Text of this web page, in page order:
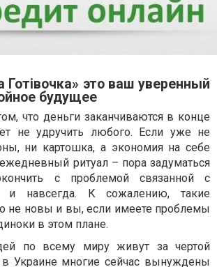
Готівочка» это ваш уверенный
будущее
что деньги заканчиваются в конце
не удручить любого. Если уже не
ни картошка, а экономия на себе
ритуал – пора задуматься
с проблемой связанной с
и навсегда. К сожалению, такие
не новы и вы, если имеете проблемы
в этом плане.
по всему миру живут за чертой
Украине многие сейчас вынуждены